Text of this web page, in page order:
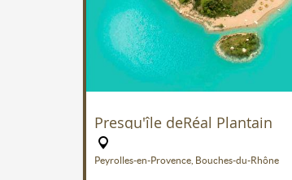
Presqu'île deRéal Plantain
Peyrolles-en-Provence, Bouches-du-Rhône